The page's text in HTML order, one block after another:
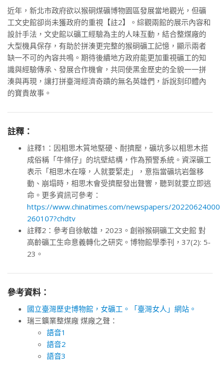
近年，新北市政府欲以猴硐煤礦博物園區發展當地觀光，但礦
工文史館卻尚未獲政府的重視【註2】。綜觀兩館的展示內容和
設計手法，文史館以礦工經驗為主的人味互動，結合整煤廠的
大型機具保存，有助於拼湊更完整的猴硐礦工記憶，顯示兩者
缺一不可的內容共鳴。期待後續地方政府能更加重視礦工的知
識與經驗傳承、發展合作機會，共同使黑金歷史的全貌一一拼
湊與再現，讓打拼臺灣經濟奇蹟的無名英雄們，訴說刻印體內
的寶貴故事。
註釋：
註釋1：因相思木質地堅硬、耐擠壓，礦坑多以相思木搭
成俗稱「牛條仔」的坑壁結構，作為預警系統。資深礦工
表示「相思木在嚎，人就要緊走」，意指當礦坑岩盤移
動、崩塌時，相思木會受擠壓發出聲響，聽到就要立即逃
命。更多資訊可參考：
https://www.chinatimes.com/newspapers/
260107?chdtv
註釋2：參考自徐敏雄，2023。創辦猴硐礦工文史館 對
高齡礦工生命意義轉化之研究。博物館學季刊，37(2): 5-
23。
參考資料：
國立臺灣歷史博物館，女礦工。「臺灣女人」網站。
瑞三鑛業整煤廠 煤廠之聲：
語音1
語音2
語音3